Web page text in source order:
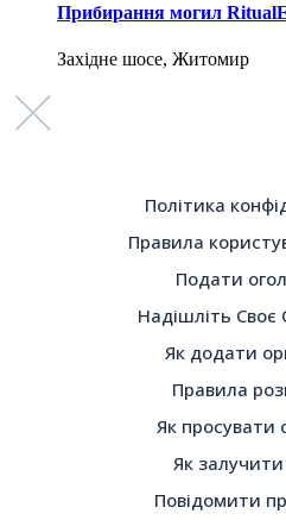
Прибирання могил
Західне шосе, Житомир
Політика
Правила
Подати
Надішліть
Як додати
Правила
Як просувати
Як залучити
Повідомити